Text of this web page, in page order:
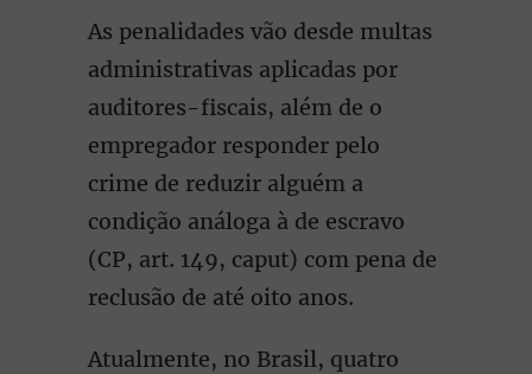
As penalidades vão desde multas
administrativas aplicadas por
auditores-fiscais, além de o
empregador responder pelo
crime de reduzir alguém a
condição análoga à de escravo
(CP, art. 149, caput) com pena de
reclusão de até oito anos.
Atualmente, no Brasil, quatro